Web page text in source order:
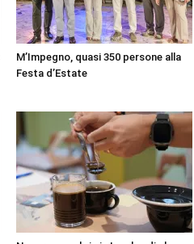
M’Impegno, quasi 350 persone alla
Festa d’Estate